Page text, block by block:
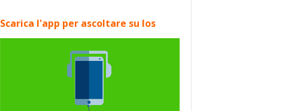
Scarica l'app per ascoltare su Ios